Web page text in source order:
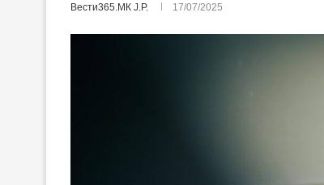
Вести365.МК Ј.Р. 17/07/2025